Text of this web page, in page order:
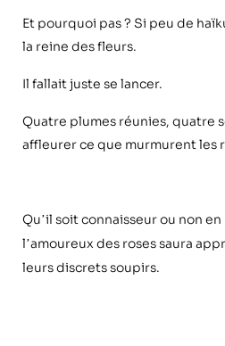
Et pourquoi pas? Si peu de haï
la reine des fleurs.
Il fallait juste se lancer.
Quatre plumes réunies, quatre
affleurer ce que murmurent les
Qu’il soit connaisseur ou non
l’amoureux des roses saura
leurs discrets soupirs.